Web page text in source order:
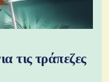
τις τράπεζες